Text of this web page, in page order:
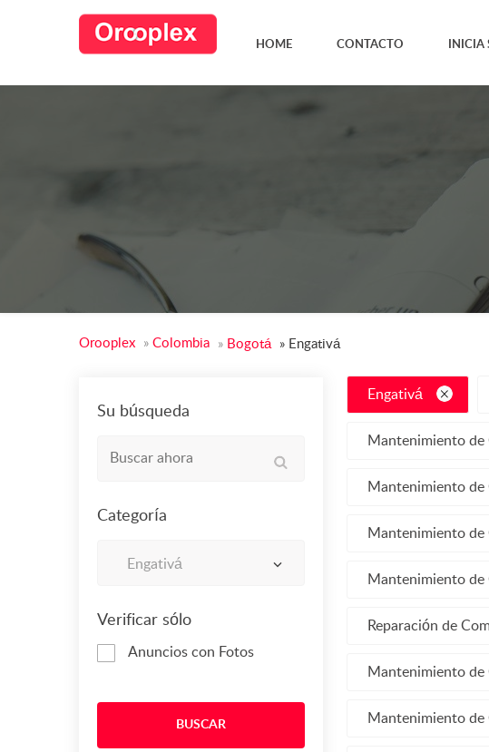
HOME CONTACTO INICIA
Orooplex » Colombia » Bogotá » Engativá
Su búsqueda
Categoría
Engativá
Verificar sólo
Anuncios con Fotos
BUSCAR
Engativá
Mantenimiento de
Mantenimiento de
Mantenimiento de
Mantenimiento de
Reparación de
Mantenimiento de
Mantenimiento de